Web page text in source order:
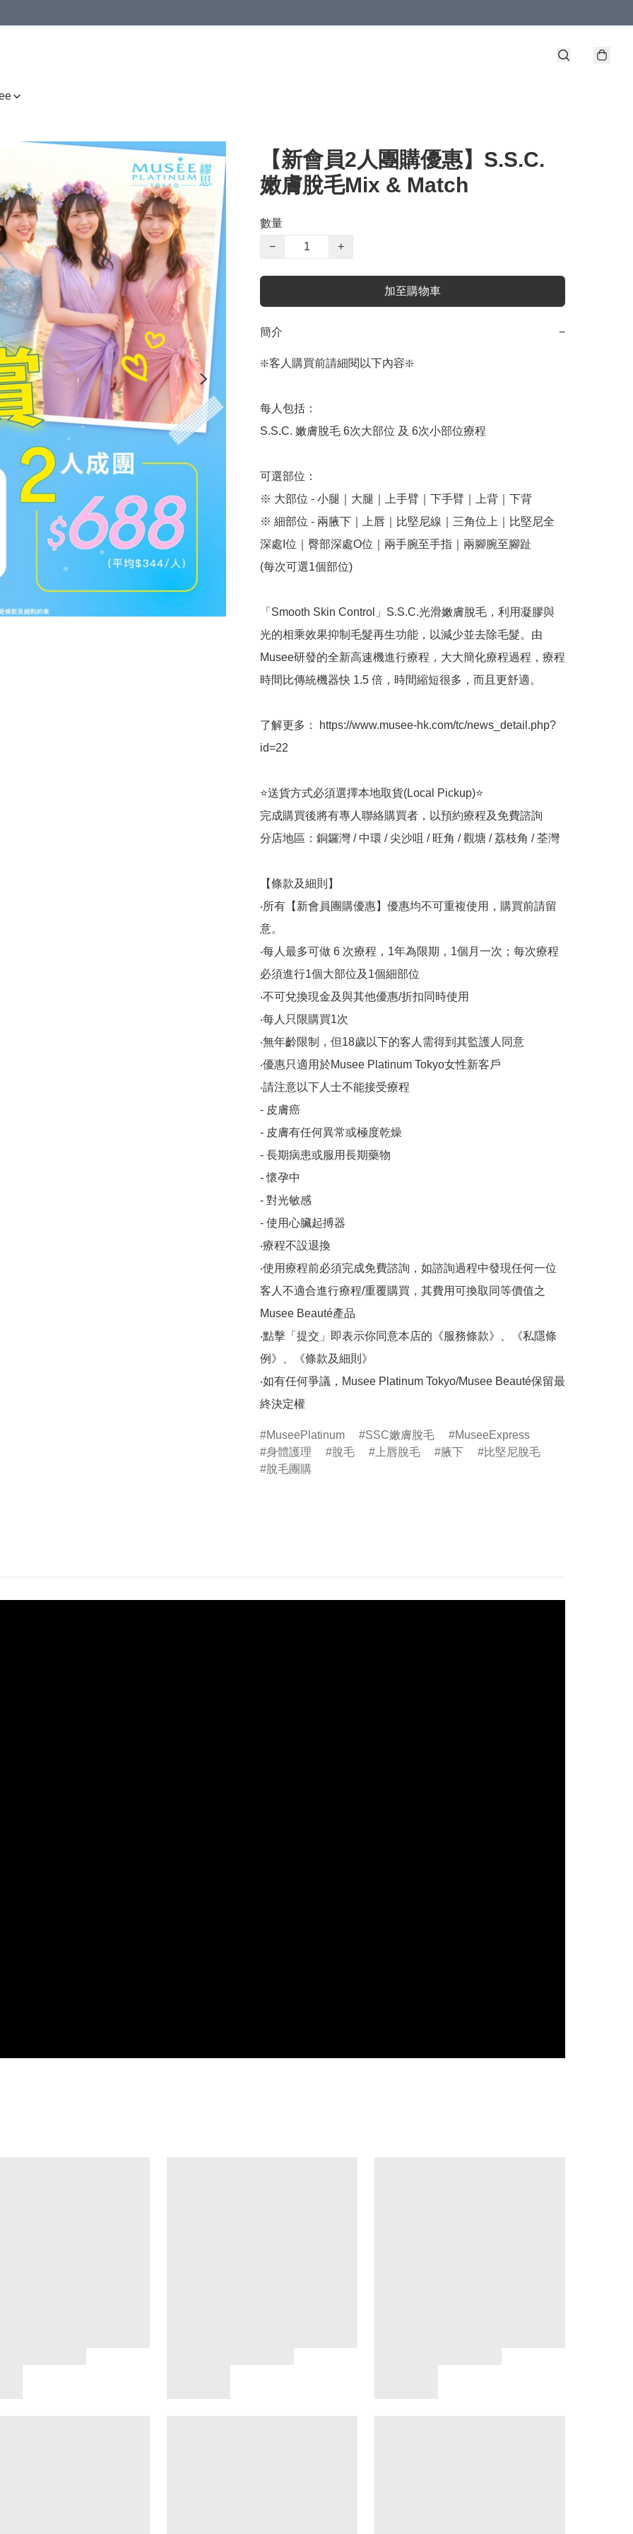
【新會員2人團購優惠】S.S.C.
嫩膚脫毛Mix & Match
數量
−
+
加至購物車
簡介 −
❇️客人購買前請細閱以下內容❇️
每人包括：
S.S.C. 嫩膚脫毛 6次大部位 及 6次小部位療程
可選部位：
※ 大部位 - 小腿｜大腿｜上手臂｜下手臂｜上背｜下背
※ 細部位 - 兩腋下｜上唇｜比堅尼線｜三角位上｜比堅尼全
深處I位｜臀部深處O位｜兩手腕至手指｜兩腳腕至腳趾
(每次可選1個部位)
「Smooth Skin Control」S.S.C.光滑嫩膚脫毛，利用凝膠與
光的相乘效果抑制毛髮再生功能，以減少並去除毛髮。由
Musee研發的全新高速機進行療程，大大簡化療程過程，療程
時間比傳統機器快 1.5 倍，時間縮短很多，而且更舒適。
了解更多： https://www.musee-hk.com/tc/news_detail.php?
id=22
⭐送貨方式必須選擇本地取貨(Local Pickup)⭐
完成購買後將有專人聯絡購買者，以預約療程及免費諮詢
分店地區：銅鑼灣 / 中環 / 尖沙咀 / 旺角 / 觀塘 / 荔枝角 / 荃灣
【條款及細則】
‧所有【新會員團購優惠】優惠均不可重複使用，購買前請留
意。
‧每人最多可做 6 次療程，1年為限期，1個月一次；每次療程
必須進行1個大部位及1個細部位
‧不可兌換現金及與其他優惠/折扣同時使用
‧每人只限購買1次
‧無年齡限制，但18歲以下的客人需得到其監護人同意
‧優惠只適用於Musee Platinum Tokyo女性新客戶
‧請注意以下人士不能接受療程
- 皮膚癌
- 皮膚有任何異常或極度乾燥
- 長期病患或服用長期藥物
- 懷孕中
- 對光敏感
- 使用心臟起搏器
‧療程不設退換
‧使用療程前必須完成免費諮詢，如諮詢過程中發現任何一位
客人不適合進行療程/重覆購買，其費用可換取同等價值之
Musee Beauté產品
‧點擊「提交」即表示你同意本店的《服務條款》、《私隱條
例》、《條款及細則》
‧如有任何爭議，Musee Platinum Tokyo/Musee Beauté保留最
MuseePlatinum SSC嫩膚脫毛
MuseeExpress
身體護理
脫毛 上唇脫毛 腋下
比堅尼脫毛
脫毛團購